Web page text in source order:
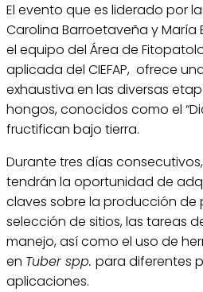
El evento que es liderado por
Carolina Barroetaveña y María
el equipo del Área de
aplicada del CIEFAP, ofrece
exhaustiva en las diversas
hongos, conocidos como el
fructifican bajo tierra.
Durante tres días
tendrán la oportunidad de
claves sobre la producción de
selección de sitios, las tareas
manejo, así como el uso de
en Tuber spp. para diferentes
aplicaciones.